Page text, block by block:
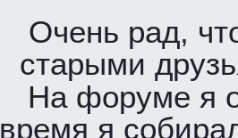
Очень рад,
старыми
На форуме я
время я